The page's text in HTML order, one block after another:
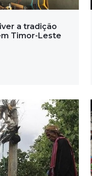
a tradição
Timor-Leste